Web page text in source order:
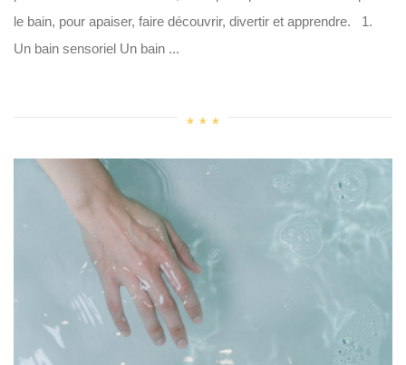
le bain, pour apaiser, faire découvrir, divertir et apprendre. 1.
Un bain sensoriel Un bain ...